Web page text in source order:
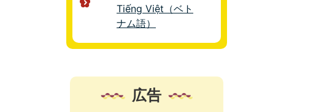
Tiếng Việt（ベト
ナム語）
広告